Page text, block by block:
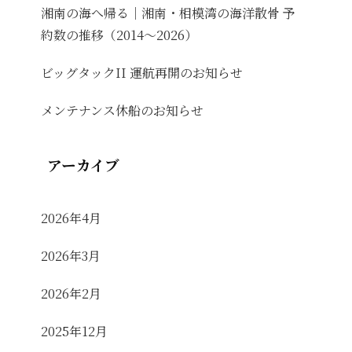
湘南の海へ帰る｜湘南・相模湾の海洋散骨 予
約数の推移（2014〜2026）
ビッグタックII 運航再開のお知らせ
メンテナンス休船のお知らせ
アーカイブ
2026年4月
2026年3月
2026年2月
2025年12月